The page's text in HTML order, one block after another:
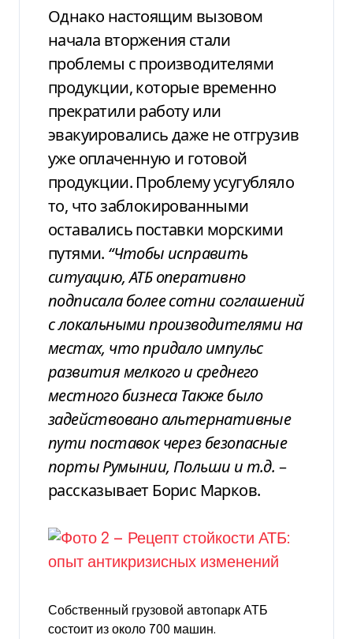
Однако настоящим вызовом
начала вторжения стали
проблемы спроизводителями
продукции, которые временно
прекратили работу или
эвакуировалисьдаже не отгрузив
уже оплаченную и готовой
продукции. Проблему усугубляло
то, что заблокированными
оставались поставки морскими
путями. “Чтобы исправить
ситуацию, АТБ оперативно
подписала более сотни соглашений
с локальнымипроизводителями на
местах, что придало импульс
развития мелкого и среднего
местного бизнеса Также было
задействовано альтернативные
пути поставок черезбезопасные
порты Румынии, Польши и т.д. –
рассказывает Борис Марков.
Собственный грузовой автопарк АТБ
состоит из около 700 машин.